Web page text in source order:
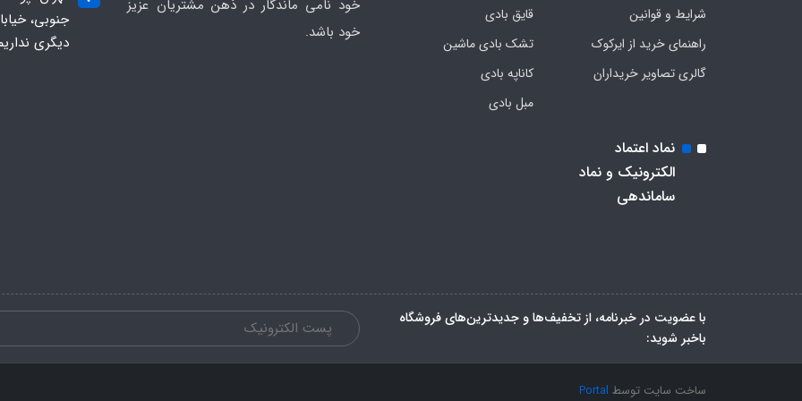
شرایط و قوانین
راهنمای خرید از ایرکوک
گالری تصاویر خریداران
قایق بادی
تشک بادی ماشین
کاناپه بادی
مبل بادی
خود نامی ماندگار در ذهن مشتریان عزیز
خود باشد.
دیگری
نماد اعتماد
الکترونیک و نماد
ساماندهی
با عضویت در خبرنامه، از تخفیف‌ها و جدیدترین‌های فروشگاه
باخبر شوید:
ساخت سایت توسط Portal